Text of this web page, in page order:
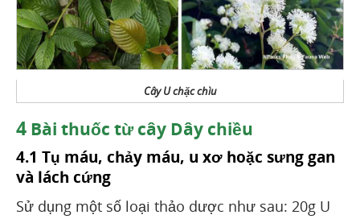
Cây U chặc chìu
4 Bài thuốc từ cây Dây chiều
4.1 Tụ máu, chảy máu, u xơ hoặc sưng gan
và lách cứng
Sử dụng một số loại thảo dược như sau: 20g U